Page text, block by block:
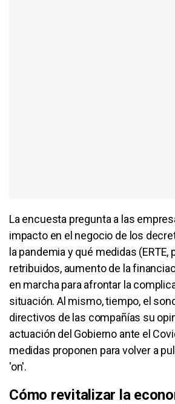
La encuesta pregunta a las
impacto en el negocio de los
la pandemia y qué medidas (ERTE,
retribuidos, aumento de la
en marcha para afrontar la
situación. Al mismo, tiempo, el
directivos de las compañías su
actuación del Gobierno ante el
medidas proponen para volver a
'on'.
Cómo revitalizar la